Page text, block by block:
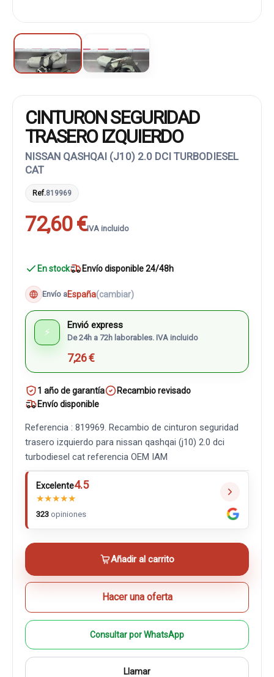
CINTURON SEGURIDAD
TRASERO IZQUIERDO
NISSAN QASHQAI (J10) 2.0 DCI TURBODIESEL
CAT
Ref.819969
72,60 €IVA incluido
En stock Envío disponible 24/48h
Envío aEspaña(cambiar)
⚡
Envió express
De 24h a 72h laborables. IVA incluido
7,26 €
1 año de garantía
Recambio revisado
Envío disponible
Referencia : 819969. Recambio de cinturon seguridad
trasero izquierdo para nissan qashqai (j10) 2.0 dci
turbodiesel cat referencia OEM IAM
Excelente4.5
★★★★★
323 opiniones
Añadir al carrito
Hacer una oferta
Consultar por WhatsApp
Llamar